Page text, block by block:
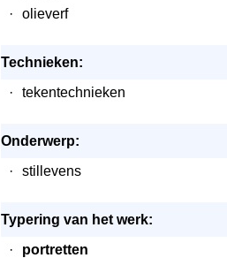
·
olieverf
Technieken:
·
tekentechnieken
Onderwerp:
·
stillevens
Typering van het werk:
·
portretten